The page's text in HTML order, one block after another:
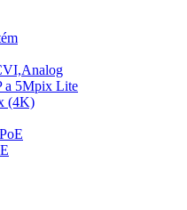
a 5Mpix Lite
(4K)